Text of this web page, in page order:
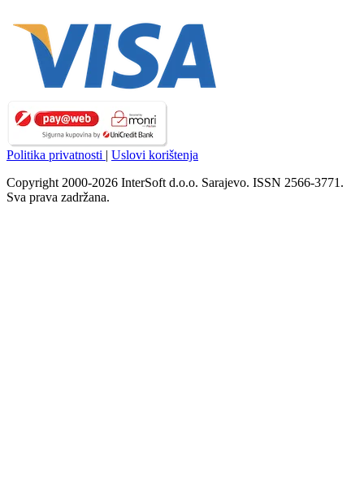
Politika privatnosti | Uslovi korištenja
Copyright 2000-2026 InterSoft d.o.o. Sarajevo. ISSN 2566-3771.
Sva prava zadržana.